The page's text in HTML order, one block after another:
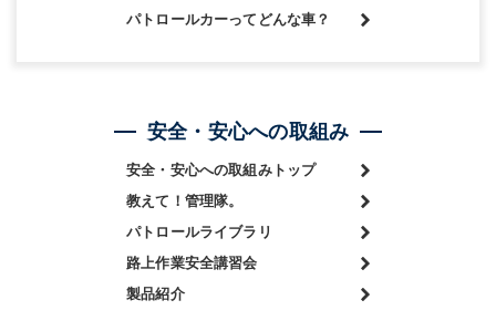
パトロールカーってどんな車？
安全・安心への取組み
安全・安心への取組みトップ
教えて！管理隊。
パトロールライブラリ
路上作業安全講習会
製品紹介